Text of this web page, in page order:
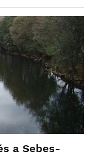
a Sebes-